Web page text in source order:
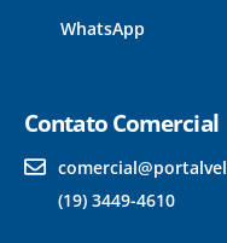
WhatsApp
Contato Comercial
(19) 3449-4610